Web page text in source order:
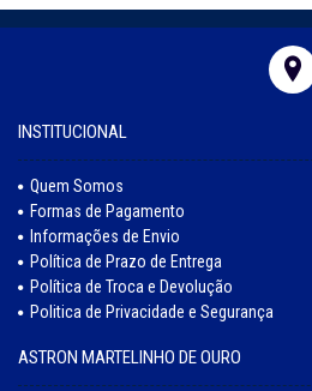
INSTITUCIONAL
Quem Somos
Formas de Pagamento
Informações de Envio
Política de Prazo de Entrega
Política de Troca e Devolução
Politica de Privacidade e Segurança
ASTRON MARTELINHO DE OURO